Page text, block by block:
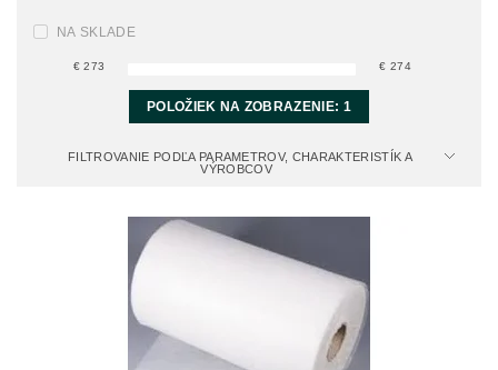
NA SKLADE
€273 € 274
POLOŽIEK NA ZOBRAZENIE: 1
FILTROVANIE PODĽA PARAMETROV, CHARAKTERISTÍK A
VÝROBCOV